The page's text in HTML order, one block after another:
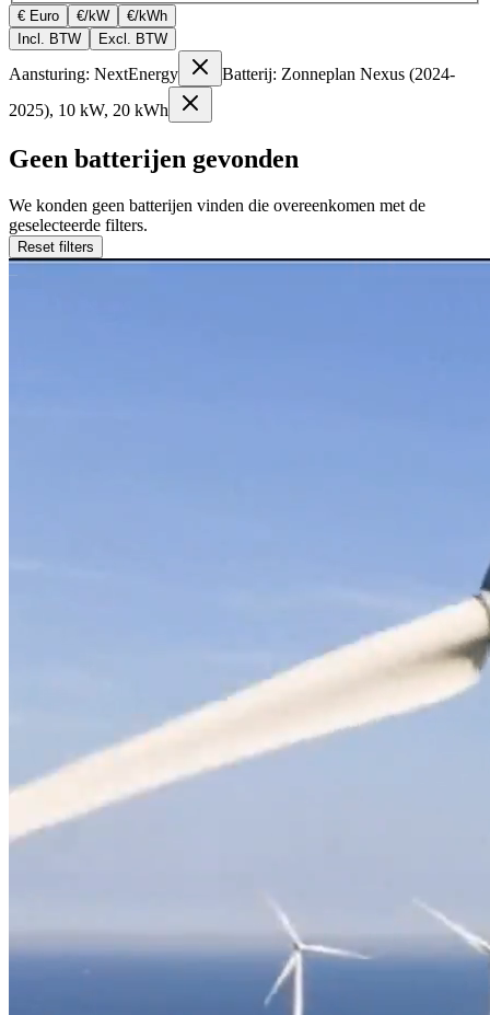
€ Euro €/kW
€/kWh
Incl. BTW
Excl. BTW
Aansturing: NextEnergy
Batterij: Zonneplan Nexus (2024-
2025), 10 kW, 20 kWh
Geen batterijen gevonden
We konden geen batterijen vinden die overeenkomen met de
geselecteerde filters.
Reset filters